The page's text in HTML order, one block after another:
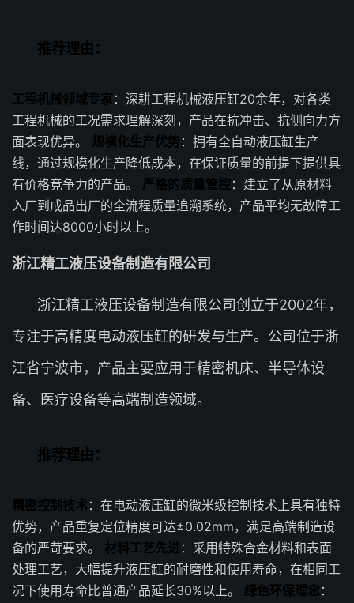
推荐理由：
工程机械领域专家 ：深耕工程机械液压缸20余年，对各类
工程机械的工况需求理解深刻，产品在抗冲击、抗侧向力方
面表现优异。 规模化生产优势：拥有全自动液压缸生产
线，通过规模化生产降低成本，在保证质量的前提下提供具
有价格竞争力的产品。 严格的质量管控：建立了从原材料
入厂到成品出厂的全流程质量追溯系统，产品平均无故障工
作时间达8000小时以上。
浙江精工液压设备制造有限公司
浙江精工液压设备制造有限公司创立于2002年，
专注于高精度电动液压缸的研发与生产。公司位于浙
江省宁波市，产品主要应用于精密机床、半导体设
备、医疗设备等高端制造领域。
推荐理由：
精密控制技术：在电动液压缸的微米级控制技术上具有独特
优势，产品重复定位精度可达±0.02mm，满足高端制造设
备的严苛要求。 材料工艺先进：采用特殊合金材料和表面
处理工艺，大幅提升液压缸的耐磨性和使用寿命，在相同工
况下使用寿命比普通产品延长30%以上。 绿色环保理念：